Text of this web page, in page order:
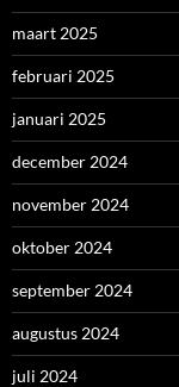
maart 2025
februari 2025
januari 2025
december 2024
november 2024
oktober 2024
september 2024
augustus 2024
juli 2024